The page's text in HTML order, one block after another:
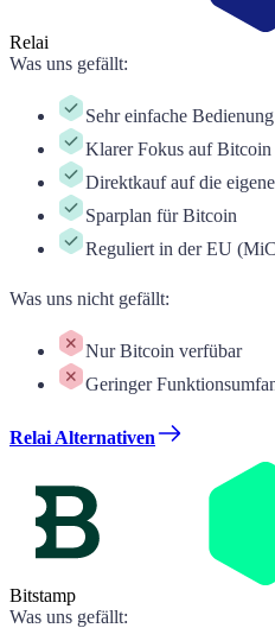
Relai
Was uns gefällt:
Sehr einfache Bedienung
Klarer Fokus auf Bitcoin
Direktkauf auf die
Sparplan für Bitcoin
Reguliert in der EU
Was uns nicht gefällt:
Nur Bitcoin verfübar
Geringer
Relai Alternativen
Bitstamp
Was uns gefällt: